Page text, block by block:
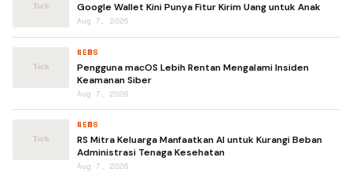
Google Wallet Kini Punya Fitur Kirim Uang untuk Anak
Aug 7, 2026
NEWS
Pengguna macOS Lebih Rentan Mengalami Insiden
Keamanan Siber
Aug 7, 2026
NEWS
RS Mitra Keluarga Manfaatkan AI untuk Kurangi Beban
Administrasi Tenaga Kesehatan
Aug 7, 2026